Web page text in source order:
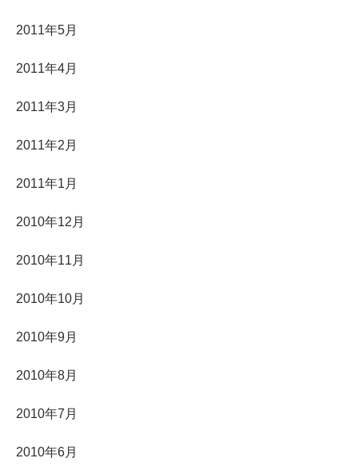
2011年5月
2011年4月
2011年3月
2011年2月
2011年1月
2010年12月
2010年11月
2010年10月
2010年9月
2010年8月
2010年7月
2010年6月